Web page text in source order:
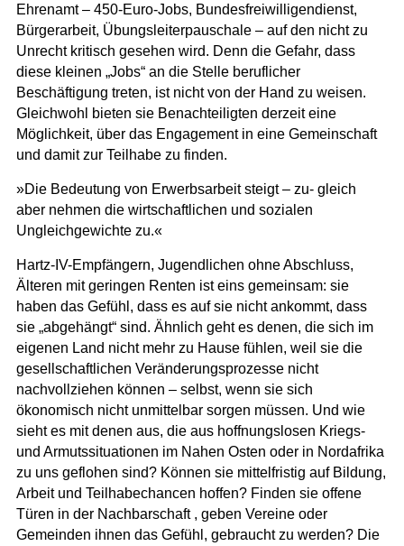
Ehrenamt – 450-Euro-Jobs, Bundesfreiwilligendienst,
Bürgerarbeit, Übungsleiterpauschale – auf den nicht zu
Unrecht kritisch gesehen wird. Denn die Gefahr, dass
diese kleinen „Jobs“ an die Stelle beruflicher
Beschäftigung treten, ist nicht von der Hand zu weisen.
Gleichwohl bieten sie Benachteiligten derzeit eine
Möglichkeit, über das Engagement in eine Gemeinschaft
und damit zur Teilhabe zu finden.
»Die Bedeutung von Erwerbsarbeit steigt – zu‐ gleich
aber nehmen die wirtschaftlichen und sozialen
Ungleichgewichte zu.«
Hartz-IV-Empfängern, Jugendlichen ohne Abschluss,
Älteren mit geringen Renten ist eins gemeinsam: sie
haben das Gefühl, dass es auf sie nicht ankommt, dass
sie „abgehängt“ sind. Ähnlich geht es denen, die sich im
eigenen Land nicht mehr zu Hause fühlen, weil sie die
gesellschaftlichen Veränderungsprozesse nicht
nachvollziehen können – selbst, wenn sie sich
ökonomisch nicht unmittelbar sorgen müssen. Und wie
sieht es mit denen aus, die aus hoffnungslosen Kriegs-
und Armutssituationen im Nahen Osten oder in Nordafrika
zu uns geflohen sind? Können sie mittelfristig auf Bildung,
Arbeit und Teilhabechancen hoffen? Finden sie offene
Türen in der Nachbarschaft , geben Vereine oder
Gemeinden ihnen das Gefühl, gebraucht zu werden? Die